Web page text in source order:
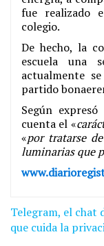
fue realizado
colegio.
De hecho, la
escuela una
actualmente
partido
Según
cuenta el «
«por tratarse
luminarias que
de
Telegram, el chat
que cuida la